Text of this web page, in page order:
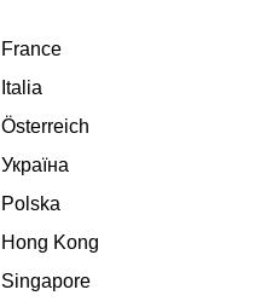
France
Italia
Österreich
Україна
Polska
Hong Kong
Singapore